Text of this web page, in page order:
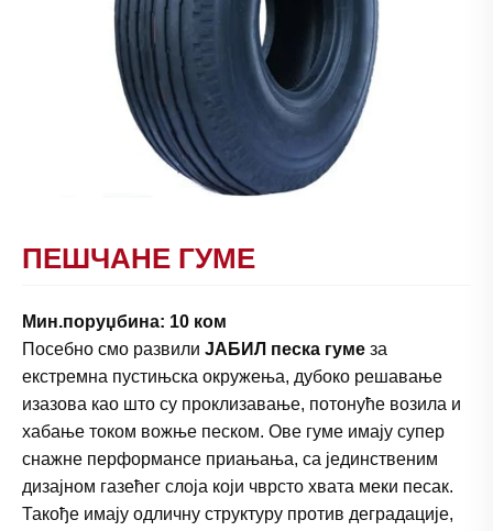
ПЕШЧАНЕ ГУМЕ
Мин.поруџбина: 10 ком
Посебно смо развили ЈАБИЛ песка гуме за
екстремна пустињска окружења, дубоко решавање
изазова као што су проклизавање, потонуће возила и
хабање током вожње песком. Ове гуме имају супер
снажне перформансе приањања, са јединственим
дизајном газећег слоја који чврсто хвата меки песак.
Такође имају одличну структуру против деградације,